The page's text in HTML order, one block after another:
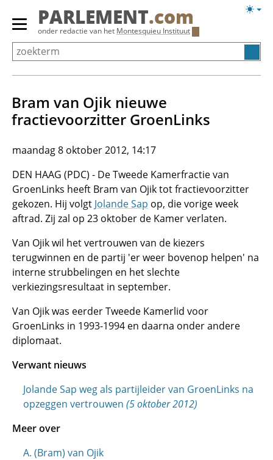
Overslaan
Primair
menu
tonen/verbergen
PARLEMENT.com
onder redactie van het Montesquieu Instituut
Bram van Ojik nieuwe
fractievoorzitter GroenLinks
maandag 8 oktober 2012, 14:17
DEN HAAG (PDC) - De Tweede Kamerfractie van
GroenLinks heeft Bram van Ojik tot fractievoorzitter
gekozen. Hij volgt Jolande Sap op, die vorige week
aftrad. Zij zal op 23 oktober de Kamer verlaten.
Van Ojik wil het vertrouwen van de kiezers
terugwinnen en de partij 'er weer bovenop helpen' na
interne strubbelingen en het slechte
verkiezingsresultaat in september.
Van Ojik was eerder Tweede Kamerlid voor
GroenLinks in 1993-1994 en daarna onder andere
diplomaat.
Verwant nieuws
Jolande Sap weg als partijleider van GroenLinks na
opzeggen vertrouwen (5 oktober 2012)
Meer over
A. (Bram) van Ojik